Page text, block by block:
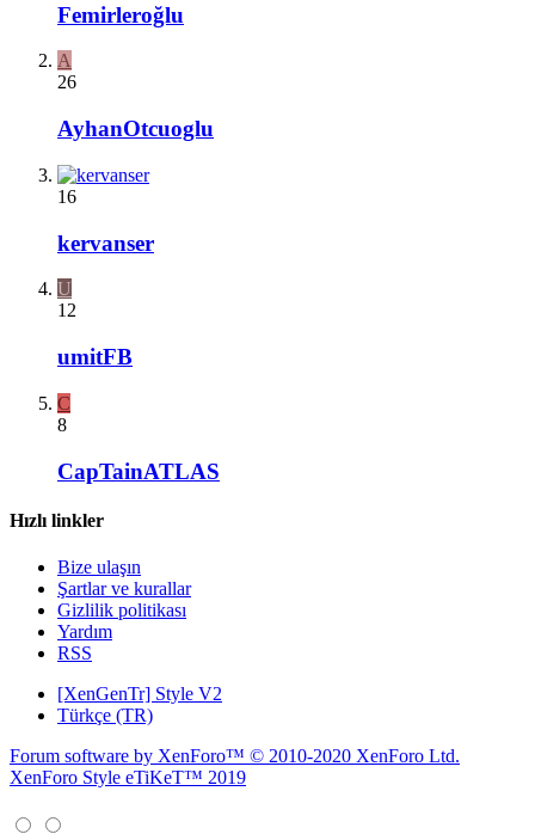
Femirleroğlu
A
26
AyhanOtcuoglu
16
kervanser
U
12
umitFB
C
8
CapTainATLAS
Hızlı linkler
Bize ulaşın
Şartlar ve kurallar
Gizlilik politikası
Yardım
RSS
[XenGenTr] Style V2
Türkçe (TR)
Forum software by XenForo™ © 2010-2020 XenForo Ltd.
XenForo Style eTiKeT™ 2019